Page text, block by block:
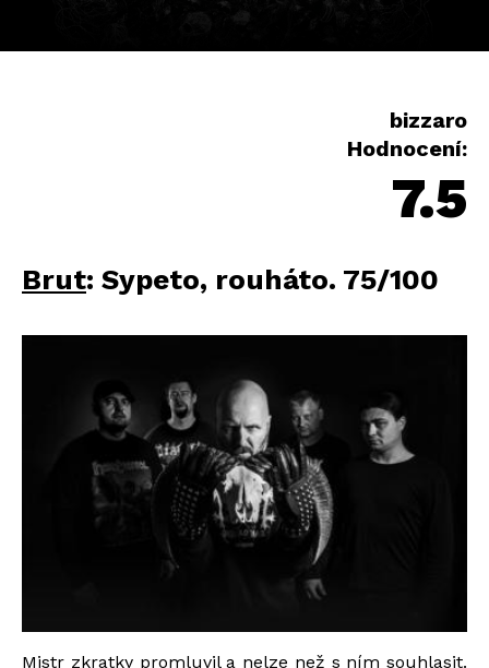
bizzaro
Hodnocení:
7.5
Brut: Sypeto, rouháto. 75/100
Mistr zkratky promluvil a nelze než s ním souhlasit.